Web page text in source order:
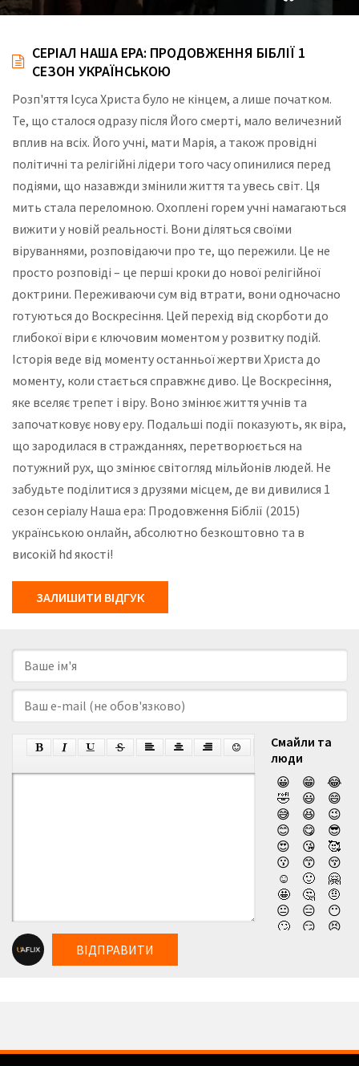
СЕРІАЛ НАША ЕРА: ПРОДОВЖЕННЯ БІБЛІЇ 1
СЕЗОН УКРАЇНСЬКОЮ
Розп'яття Ісуса Христа було не кінцем, а лише початком.
Те, що сталося одразу після Його смерті, мало величезний
вплив на всіх. Його учні, мати Марія, а також провідні
політичні та релігійні лідери того часу опинилися перед
подіями, що назавжди змінили життя та увесь світ. Ця
мить стала переломною. Охоплені горем учні намагаються
вижити у новій реальності. Вони діляться своїми
віруваннями, розповідаючи про те, що пережили. Це не
просто розповіді – це перші кроки до нової релігійної
доктрини. Переживаючи сум від втрати, вони одночасно
готуються до Воскресіння. Цей перехід від скорботи до
глибокої віри є ключовим моментом у розвитку подій.
Історія веде від моменту останньої жертви Христа до
моменту, коли стається справжнє диво. Це Воскресіння,
яке вселяє трепет і віру. Воно змінює життя учнів та
започатковує нову еру. Подальші події показують, як віра,
що зародилася в стражданнях, перетворюється на
потужний рух, що змінює світогляд мільйонів людей. Не
забудьте поділитися з друзями місцем, де ви дивилися 1
сезон серіалу Наша ера: Продовження Біблії (2015)
українською онлайн, абсолютно безкоштовно та в
високій hd якості!
ЗАЛИШИТИ ВІДГУК
Смайли та
люди
😀
😁
😂
🤣
😃
😄
😅
😆
😉
😊
😋
😎
😍
😘
🥰
😗
😙
😚
☺️
🙂
🤗
🤩
🤔
🤨
😐
😑
😶
🙄
😏
😣
😖
😞
😟
ВІДПРАВИТИ